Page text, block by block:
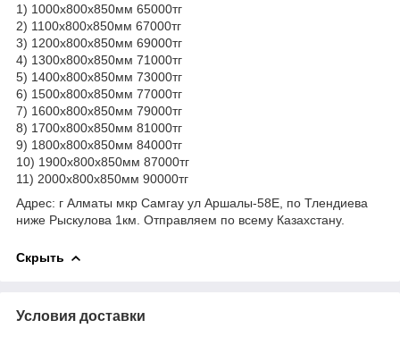
1) 1000х800х850мм 65000тг
2) 1100х800х850мм 67000тг
3) 1200х800х850мм 69000тг
4) 1300х800х850мм 71000тг
5) 1400х800х850мм 73000тг
6) 1500х800х850мм 77000тг
7) 1600х800х850мм 79000тг
8) 1700х800х850мм 81000тг
9) 1800х800х850мм 84000тг
10) 1900х800х850мм 87000тг
11) 2000х800х850мм 90000тг
Адрес: г Алматы мкр Самгау ул Аршалы-58Е, по Тлендиева
ниже Рыскулова 1км. Отправляем по всему Казахстану.
Скрыть
Условия доставки